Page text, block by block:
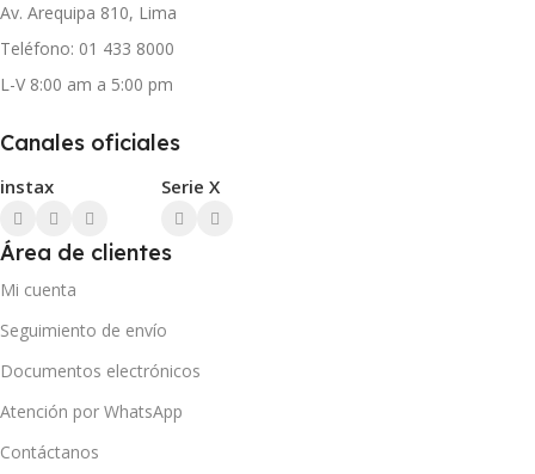
Av. Arequipa 810, Lima
Teléfono: 01 433 8000
L-V 8:00 am a 5:00 pm
Canales oficiales
instax Serie X
Área de clientes
Mi cuenta
Seguimiento de envío
Documentos electrónicos
Atención por WhatsApp
Contáctanos